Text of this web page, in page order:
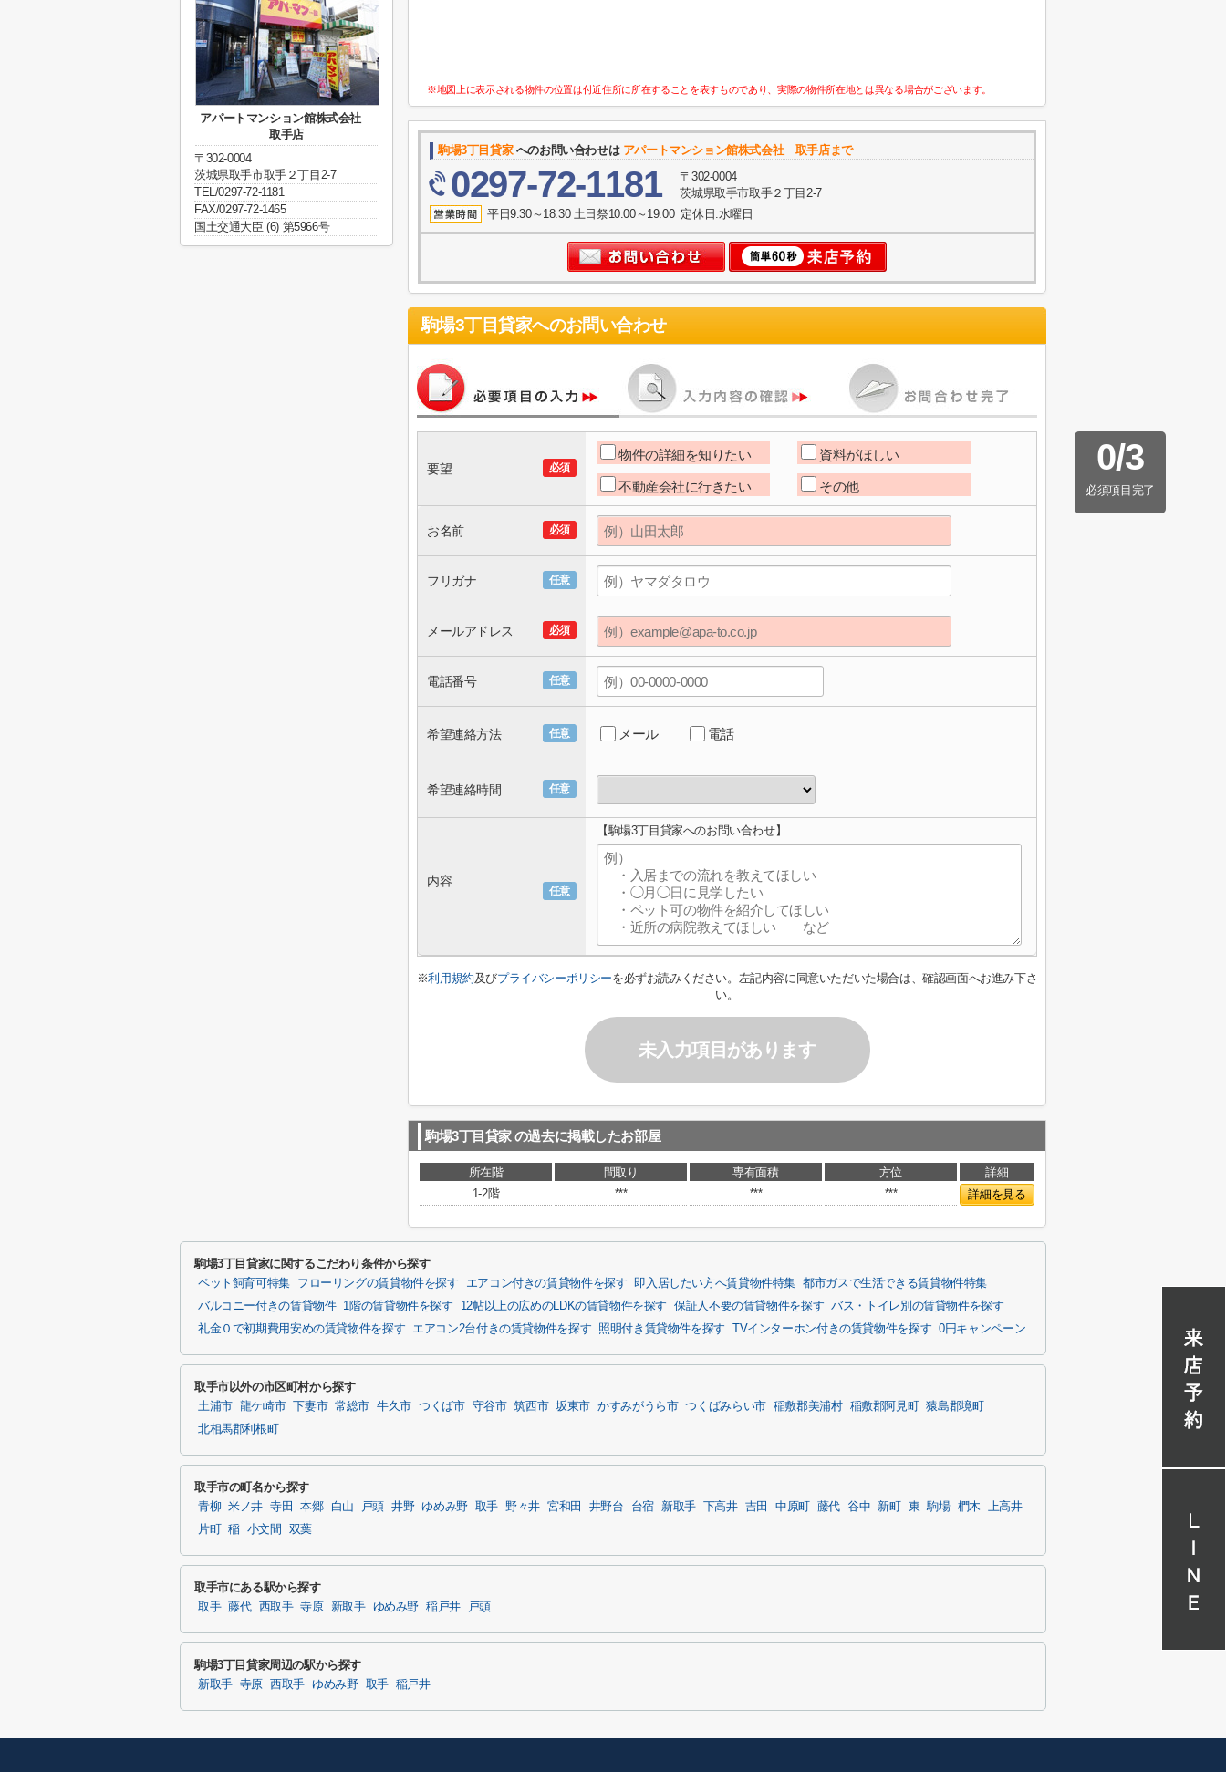
※地図上に表示される物件の位置は付近住所に所在することを表すものであり、実際の物件所在地とは異なる場合がございます。
駒場3丁目貸家へのお問い合わせは アパートマンション館株式会社 取手店まで
0297-72-1181
〒302-0004
茨城県取手市取手２丁目2-7
平日9:30～18:30 土日祭10:00～19:00 定休日:水曜日
駒場3丁目貸家へのお問い合わせ
0/3
必須項目完了
必須
要望
物件の詳細を知りたい 資料がほしい
不動産会社に行きたい その他
必須
お名前
任意
フリガナ
必須
メールアドレス
任意
電話番号
任意
希望連絡方法 メール 電話
任意
希望連絡時間
任意
内容
【駒場3丁目貸家へのお問い合わせ】
※利用規約及びプライバシーポリシーを必ずお読みください。左記内容に同意いただいた場合は、確認画面へお進み下さ
い。
未入力項目があります
駒場3丁目貸家の過去に掲載したお部屋
所在階 間取り 専有面積 方位
詳細
1-2階
*** *** *** 詳細を見る
アパートマンション館株式会社
取手店
〒302-0004
茨城県取手市取手２丁目2-7
TEL/0297-72-1181
FAX/0297-72-1465
国土交通大臣 (6) 第5966号
駒場3丁目貸家に関するこだわり条件から探す
ペット飼育可特集 フローリングの賃貸物件を探す エアコン付きの賃貸物件を探す 即入居したい方へ賃貸物件特集 都市ガスで生活できる賃貸物件特集
バルコニー付きの賃貸物件
1階の賃貸物件を探す 12帖以上の広めのLDKの賃貸物件を探す 保証人不要の賃貸物件を探す バス・トイレ別の賃貸物件を探す
礼金０で初期費用安めの賃貸物件を探す
エアコン2台付きの賃貸物件を探す 照明付き賃貸物件を探す TVインターホン付きの賃貸物件を探す 0円キャンペーン
取手市以外の市区町村から探す
土浦市 龍ケ崎市 下妻市 常総市 牛久市 つくば市 守谷市 筑西市 坂東市 かすみがうら市 つくばみらい市 稲敷郡美浦村 稲敷郡阿見町
猿島郡境町
北相馬郡利根町
取手市の町名から探す
青柳 米ノ井 寺田 本郷 白山 戸頭 井野 ゆめみ野 取手 野々井 宮和田 井野台 台宿 新取手 下高井 吉田 中原町 藤代 谷中 新町 東 駒場 椚木
上高井
片町
稲 小文間 双葉
取手市にある駅から探す
取手 藤代 西取手 寺原 新取手 ゆめみ野 稲戸井 戸頭
駒場3丁目貸家周辺の駅から探す
新取手 寺原 西取手 ゆめみ野 取手 稲戸井